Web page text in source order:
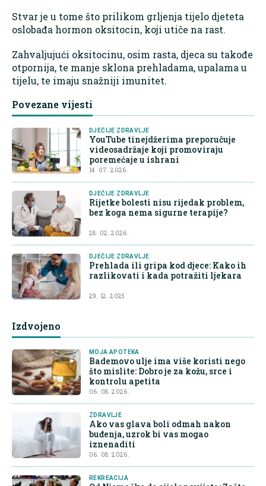
Stvar je u tome što prilikom grljenja tijelo djeteta
oslobađa hormon oksitocin, koji utiče na rast.
Zahvaljujući oksitocinu, osim rasta, djeca su takođe
otpornija, te manje sklona prehladama, upalama u
tijelu, te imaju snažniji imunitet.
Povezane vijesti
DJEČIJE ZDRAVLJE
YouTube tinejdžerima preporučuje
videosadržaje koji promoviraju
poremećaje u ishrani
14. 07. 2026.
DJEČIJE ZDRAVLJE
Rijetke bolesti nisu rijedak problem,
bez koga nema sigurne terapije?
28. 02. 2026.
DJEČIJE ZDRAVLJE
Prehlada ili gripa kod djece: Kako ih
razlikovati i kada potražiti ljekara
29. 12. 2025.
Izdvojeno
MOJA APOTEKA
Bademovo ulje ima više koristi nego
što mislite: Dobro je za kožu, srce i
kontrolu apetita
06. 08. 2026.
ZDRAVLJE
Ako vas glava boli odmah nakon
buđenja, uzrok bi vas mogao
iznenaditi
06. 08. 2026.
REKREACIJA